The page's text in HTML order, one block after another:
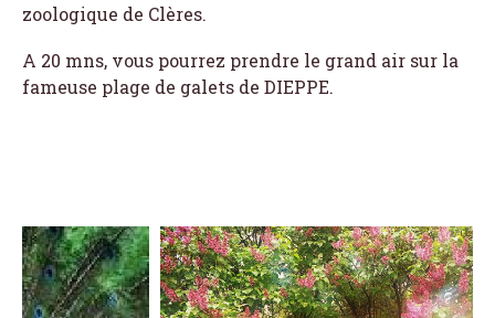
zoologique de Clères.
A 20 mns, vous pourrez prendre le grand air sur la
fameuse plage de galets de DIEPPE.